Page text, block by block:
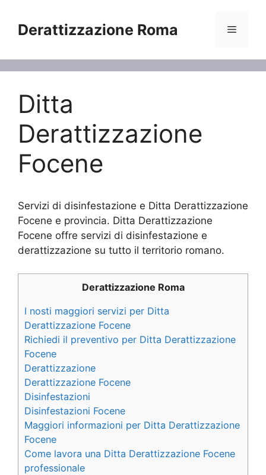
contenuto
Derattizzazione Roma Menu
Ditta
Derattizzazione
Focene
Servizi di disinfestazione e Ditta Derattizzazione
Focene e provincia. Ditta Derattizzazione
Focene offre servizi di disinfestazione e
derattizzazione su tutto il territorio romano.
Derattizzazione Roma
I nosti maggiori servizi per Ditta
Derattizzazione Focene
Richiedi il preventivo per Ditta Derattizzazione
Focene
Derattizzazione
Derattizzazione Focene
Disinfestazioni
Disinfestazioni Focene
Maggiori informazioni per Ditta Derattizzazione
Focene
Come lavora una Ditta Derattizzazione Focene
professionale